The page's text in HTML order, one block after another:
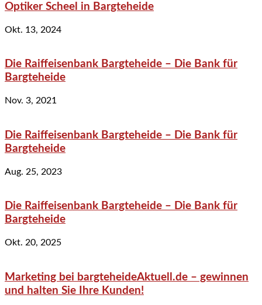
Optiker Scheel in Bargteheide
Okt. 13, 2024
Die Raiffeisenbank Bargteheide – Die Bank für
Bargteheide
Nov. 3, 2021
Die Raiffeisenbank Bargteheide – Die Bank für
Bargteheide
Aug. 25, 2023
Die Raiffeisenbank Bargteheide – Die Bank für
Bargteheide
Okt. 20, 2025
Marketing bei bargteheideAktuell.de – gewinnen
und halten Sie Ihre Kunden!